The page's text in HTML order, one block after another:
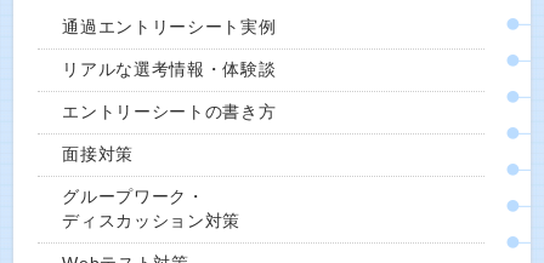
通過エントリーシート実例
リアルな選考情報・体験談
エントリーシートの書き方
面接対策
グループワーク・
ディスカッション対策